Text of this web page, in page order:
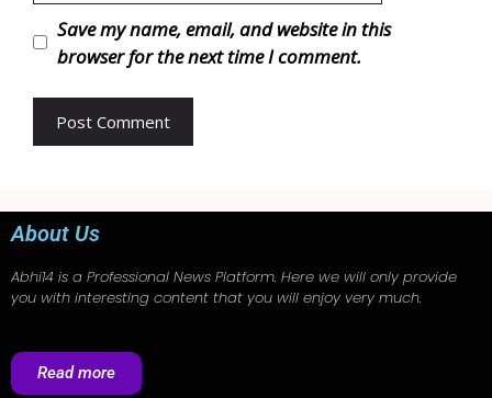
Save my name, email, and website in this
browser for the next time I comment.
About Us
Abhi14 is a Professional News Platform. Here we will only provide
you with interesting content that you will enjoy very much.
Read more